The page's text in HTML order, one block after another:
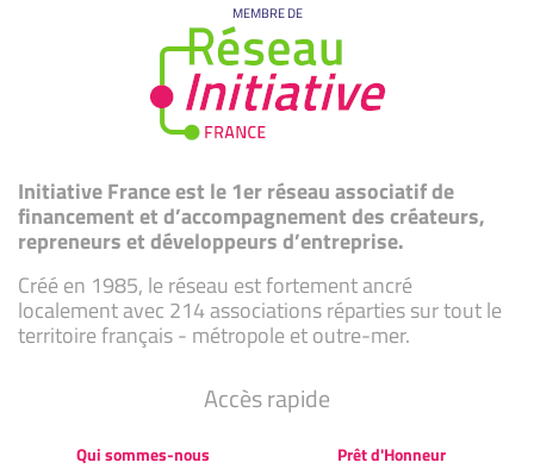
MEMBRE DE
Initiative France est le 1er réseau associatif de
financement et d’accompagnement des créateurs,
repreneurs et développeurs d’entreprise.
Créé en 1985, le réseau est fortement ancré
localement avec 214 associations réparties sur tout le
territoire français - métropole et outre-mer.
Accès rapide
Qui sommes-nous
Prêt d'Honneur